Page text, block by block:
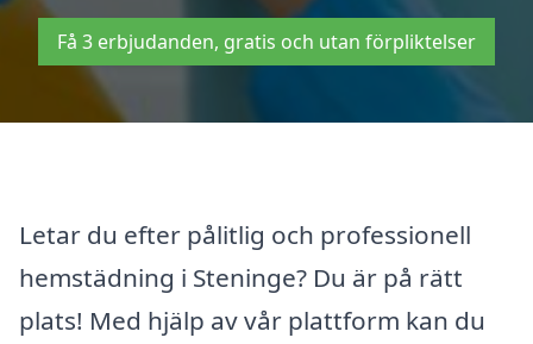
Få 3 erbjudanden, gratis och utan förpliktelser
Letar du efter pålitlig och professionell
hemstädning i Steninge? Du är på rätt
plats! Med hjälp av vår plattform kan du